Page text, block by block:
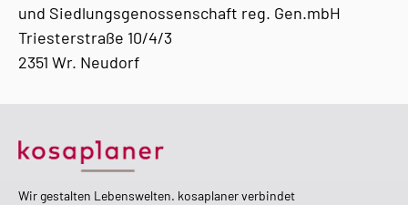
und Siedlungsgenossenschaft reg. Gen.mbH
Triesterstraße 10/4/3
2351 Wr. Neudorf
Wir gestalten Lebenswelten. kosaplaner verbindet